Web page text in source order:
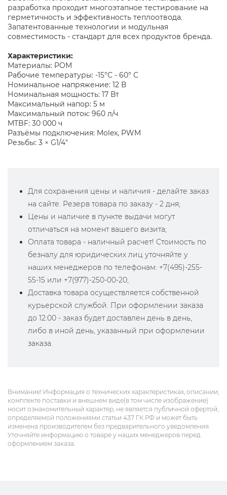
разработка проходит многоэтапное тестирование на
герметичность и эффективность теплоотвода.
Запатентованные технологии и модульная
совместимость - стандарт для всех продуктов бренда.
Характеристики:
Материалы: POM
Рабочие температуры: -15°С - 60° С
Номинальное напряжение: 12 В
Номинальная мощность: 17 Вт
Максимальный напор: 5 м
Максимальный поток: 960 л/ч
MTBF: 30 000 ч
Разъёмы подключения: Molex, PWM
Резьбы: 3 × G1/4″
Для сохранения цены и наличия - делайте заказ
на сайте. Резерв товара по заказу - 2 дня;
Цены и наличие в пункте выдачи могут
отличаться на момент вашего визита;
Оплата товара - наличный расчет! Стоимость по
безналу для юридических лиц уточняйте у
наших менеджеров по телефонам: +7(495)-255-
55-15 или +7(977)-250-00-20;
Доставка товара осуществляется собственной
курьерской службой. При оформлении заказа
до 12:00 - заказ будет доставлен день в день,
либо в иной день, указанный при оформлении
заказа.
Внимание! Информация о технических характеристиках, описании,
комплекте поставки и внешнем виде(в том числе изображение)
носит ознакомительный характер, не является публичной офертой,
определяемой положениями статьи 437 ГК РФ и может быть
изменена производителем без предварительного уведомления.
Уточняйте информацию о товаре у наших менеджеров перед
оформлением заказа.